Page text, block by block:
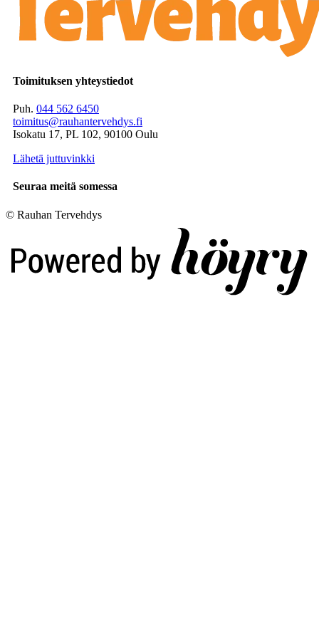
Toimituksen yhteystiedot
Puh. 044 562 6450
toimitus@rauhantervehdys.fi
Isokatu 17, PL 102, 90100 Oulu
Lähetä juttuvinkki
Seuraa meitä somessa
© Rauhan Tervehdys